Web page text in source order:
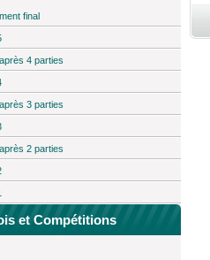
final
4 parties
3 parties
2 parties
et Compétitions